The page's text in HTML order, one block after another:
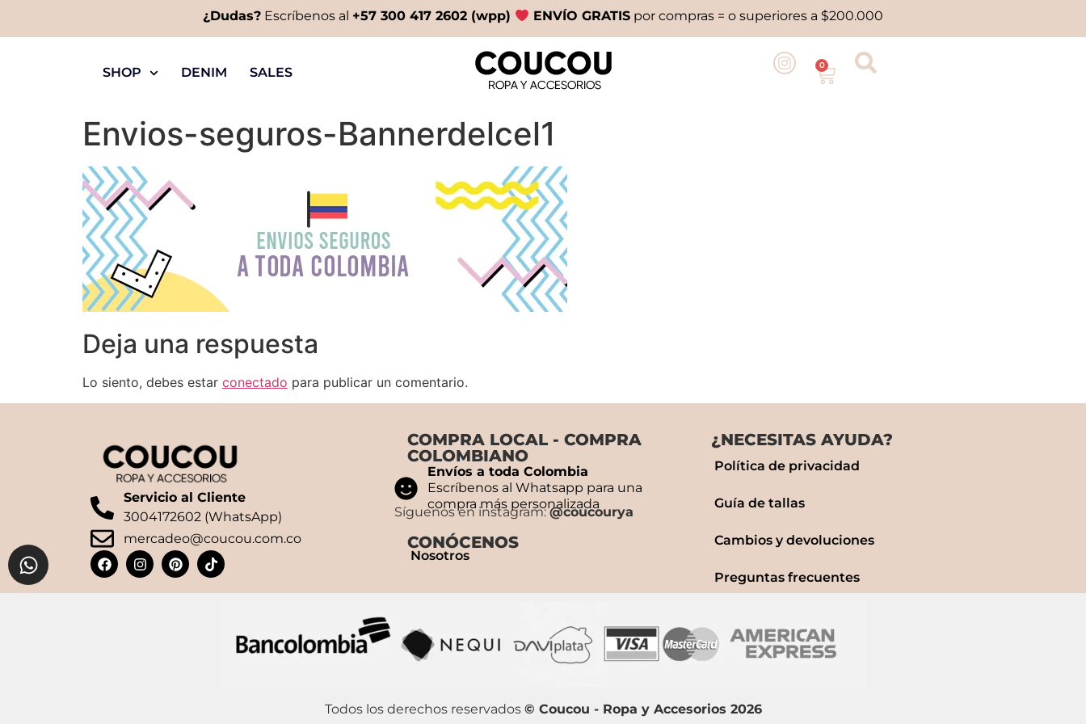
¿Dudas?Escríbenos al +57 300 417 2602 (wpp) ENVÍO GRATIS por compras = o superiores a $200.000
SHOP DENIM SALES 0
Envios-seguros-Bannerdelcel1
Deja una respuesta
Lo siento, debes estar conectado para publicar un comentario.
Servicio al Cliente
3004172602 (WhatsApp)
mercadeo@coucou.com.co
COMPRA LOCAL - COMPRA
COLOMBIANO
Envíos a toda Colombia
Escríbenos al Whatsapp para una
compra más personalizada
Síguenos en instagram:@coucourya
CONÓCENOS
Nosotros
¿NECESITAS AYUDA?
Política de privacidad
Guía de tallas
Cambios y devoluciones
Preguntas frecuentes
Todos los derechos reservados © Coucou - Ropa y Accesorios 2026